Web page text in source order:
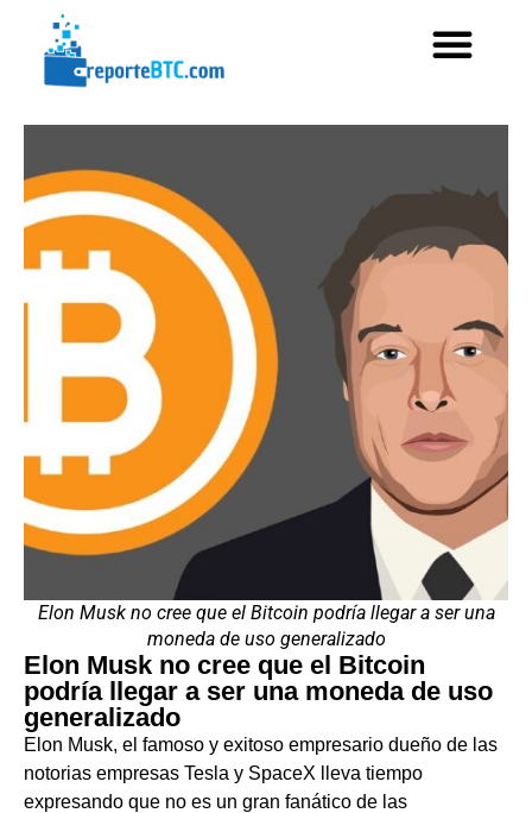
Elon Musk no cree que el Bitcoin podría llegar a ser una
moneda de uso generalizado
Elon Musk no cree que el Bitcoin
podría llegar a ser una moneda de uso
generalizado
Elon Musk, el famoso y exitoso empresario dueño de las
notorias empresas Tesla y SpaceX lleva tiempo
expresando que no es un gran fanático de las